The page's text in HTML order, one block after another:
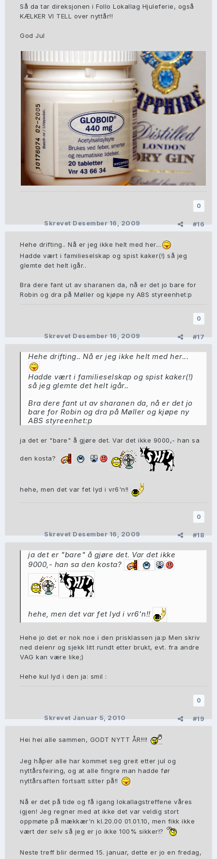
Så da tar direksjonen i Follo Lokallag Hjuleferie, også
KÆLKER VI TELL over nyttår!!
God Jul
0
#16
SkrevetDesember 16, 2009
Hehe drifting.. Nå er jeg ikke helt med her...
Hadde vært i familieselskap og spist kaker(!) så jeg
glemte det helt igår..
Bra dere fant ut av sharanen da, nå er det jo bare for
Robin og dra på Møller og kjøpe ny ABS styreenhet:p
0
#17
SkrevetDesember 16, 2009
Hehe drifting.. Nå er jeg ikke helt med her...
Hadde vært i familieselskap og spist kaker(!)
så jeg glemte det helt igår..
Bra dere fant ut av sharanen da, nå er det jo
bare for Robin og dra på Møller og kjøpe ny
ABS styreenhet:p
ja det er "bare" å gjøre det. Var det ikke 9000,- han sa
den kosta?
hehe, men det var fet lyd i vr6'n!!
0
#18
SkrevetDesember 16, 2009
ja det er "bare" å gjøre det. Var det ikke
9000,- han sa den kosta?
hehe, men det var fet lyd i vr6'n!!
Hehe jo det er nok noe i den prisklassen ja:p Men skriv
ned delenr og sjekk litt rundt etter brukt, evt. fra andre
VAG kan være like;)
Hehe kul lyd i den ja: smil :
0
#19
SkrevetJanuar 5, 2010
Hei hei alle sammen, GODT NYTT ÅR!!!!
Jeg håper alle har kommet seg greit etter jul og
nyttårsfeiring, og at alle fingre man hadde før
nyttårsaften fortsatt sitter på!!
Nå er det på tide og få igang lokallagstreffene våres
igjen! Jeg regner med at ikke det var veldig stort
oppmøte på mækkær'n kl.20.00 01.01.10, men fikk ikke
vært der selv så jeg er jo ikke 100% sikker!?
Neste treff blir dermed 15. januar, dette er jo en fredag,